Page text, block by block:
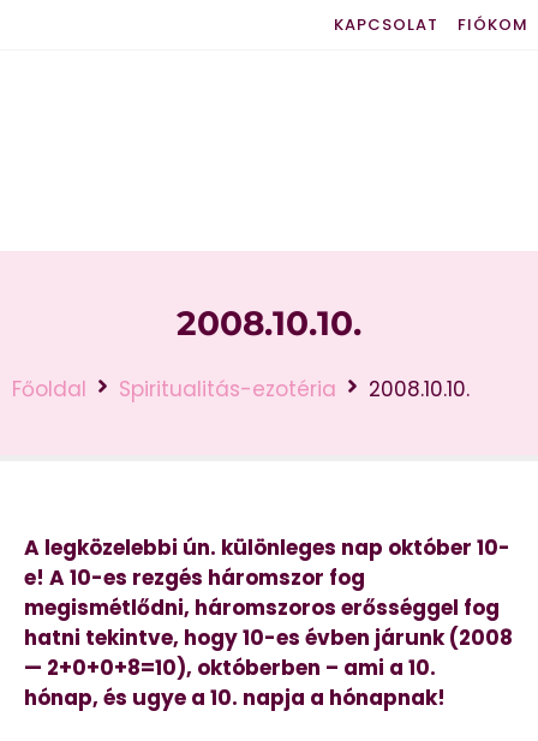
KAPCSOLAT FIÓKOM
2008.10.10.
Főoldal Spiritualitás-ezotéria 2008.10.10.
A legközelebbi ún. különleges nap október 10-
e! A 10-es rezgés háromszor fog
megismétlődni, háromszoros erősséggel fog
hatni tekintve, hogy 10-es évben járunk (2008
— 2+0+0+8=10), októberben – ami a 10.
hónap, és ugye a 10. napja a hónapnak!